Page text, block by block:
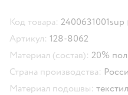
Код товара: 2400631001sup
Артикул: 128-8062
Материал (состав): 20%
Страна производства:
Материал подошвы: